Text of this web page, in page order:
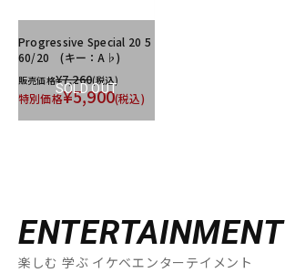
SOLD OUT
Progressive Special 20 5
60/20 (キー：A♭)
販売価格¥7,260(税込)
特別価格¥5,900(税込)
ENTERTAINMENT
楽しむ 学ぶ イケベエンターテイメント